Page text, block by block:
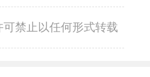
禁止以任何形式转载